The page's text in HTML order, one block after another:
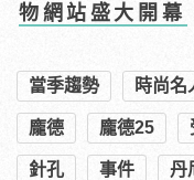
物網站盛大開幕
當季趨勢 時尚名
龐德 龐德25
針孔 事件 丹